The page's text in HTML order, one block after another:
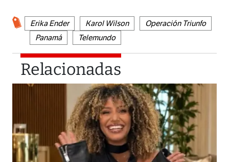
Erika Ender Karol Wilson
Operación Triunfo
Panamá
Telemundo
Relacionadas